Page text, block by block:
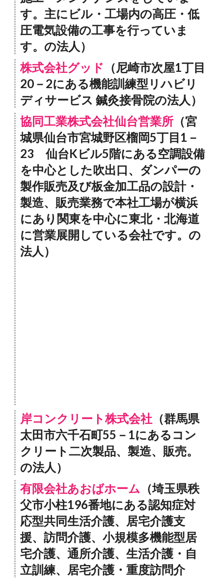
す。主にビル・工場内の高圧・低
圧電気設備の工事を行っていま
す。の法人）
株式会社グッド
（尼崎市次屋1丁目
20－2にある機能訓練型リハビリ
ディサービス 鍼灸接骨院の法人）
協同工業株式会社仙台営業所 （宮
城県仙台市宮城野区榴岡5丁目1－
23 仙台Kビル5階にある空調設備
を中心とした吹出口、ダンパーの
製作販売及び板金加工品の設計・
製造、販売業務で本社工場が横浜
にあり関東を中心に東北・北海道
に営業展開している会社です。の
法人）
岸コンクリート株式会社 （群馬県
太田市六千石町55－1にあるコン
クリート二次製品、製造、販売。
の法人）
有限会社あおばホーム （埼玉県秩
父市小柱196番地にある認知症対
応型共同生活介護、居宅介護支
援、訪問介護、小規模多機能型居
宅介護、通所介護、生活介護・自
立訓練、居宅介護・重度訪問介